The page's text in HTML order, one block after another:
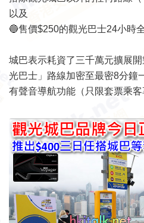
以及
🔵售價$250的觀光巴士24小時全
城巴表示耗資了三千萬元擴展
光巴士」路線加密至最密8分鐘
有聲音導航功能（只限套票乘客